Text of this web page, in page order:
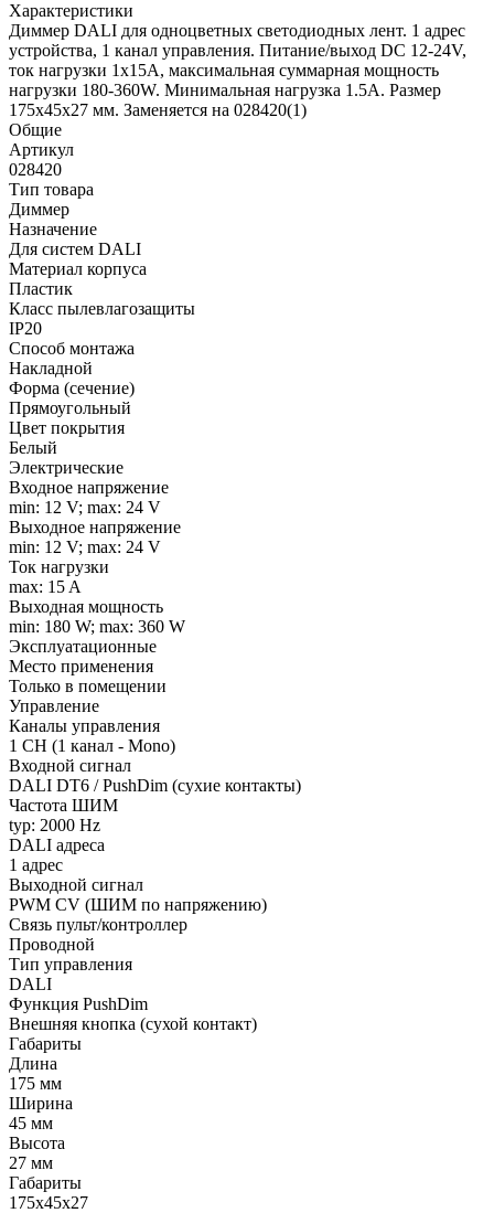
Характеристики
Диммер DALI для одноцветных светодиодных лент. 1 адрес
устройства, 1 канал управления. Питание/выход DC 12-24V,
ток нагрузки 1x15A, максимальная суммарная мощность
нагрузки 180-360W. Минимальная нагрузка 1.5А. Размер
175х45х27 мм. Заменяется на 028420(1)
Общие
Артикул
028420
Тип товара
Диммер
Назначение
Для систем DALI
Материал корпуса
Пластик
Класс пылевлагозащиты
IP20
Способ монтажа
Накладной
Форма (сечение)
Прямоугольный
Цвет покрытия
Белый
Электрические
Входное напряжение
min: 12 V; max: 24 V
Выходное напряжение
min: 12 V; max: 24 V
Ток нагрузки
max: 15 A
Выходная мощность
min: 180 W; max: 360 W
Эксплуатационные
Место применения
Только в помещении
Управление
Каналы управления
1 CH (1 канал - Mono)
Входной сигнал
DALI DT6 / PushDim (сухие контакты)
Частота ШИМ
typ: 2000 Hz
DALI адреса
1 адрес
Выходной сигнал
PWM СV (ШИМ по напряжению)
Связь пульт/контроллер
Проводной
Тип управления
DALI
Функция PushDim
Внешняя кнопка (сухой контакт)
Габариты
Длина
175 мм
Ширина
45 мм
Высота
27 мм
Габариты
175x45x27